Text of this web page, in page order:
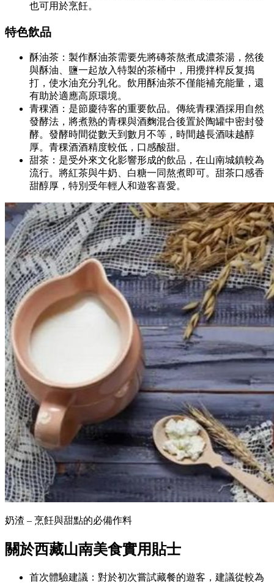
也可用於烹飪。
特色飲品
酥油茶：製作酥油茶需要先將磚茶熬煮成濃茶湯，然後
與酥油、鹽一起放入特製的茶桶中，用攪拌桿反复搗
打，使水油充分乳化。飲用酥油茶不僅能補充能量，還
有助於適應高原環境。
青稞酒：是節慶待客的重要飲品。傳統青稞酒採用自然
發酵法，將煮熟的青稞與酒麴混合後置於陶罐中密封發
酵。發酵時間從數天到數月不等，時間越長酒味越醇
厚。青稞酒酒精度較低，口感酸甜。
甜茶：是受外來文化影響形成的飲品，在山南城鎮較為
流行。將紅茶與牛奶、白糖一同熬煮即可。甜茶口感香
甜醇厚，特別受年輕人和遊客喜愛。
奶渣 – 烹飪與甜點的必備作料
關於西藏山南美食實用貼士
首次體驗建議：對於初次嘗試藏餐的遊客，建議從較為